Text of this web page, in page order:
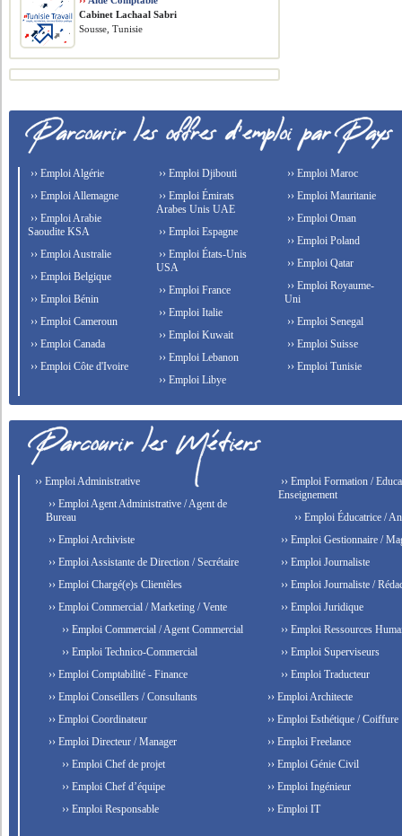
Cabinet Lachaal Sabri
Sousse, Tunisie
›› Emploi Algérie
›› Emploi Allemagne
›› Emploi Arabie
Saoudite KSA
›› Emploi Australie
›› Emploi Belgique
›› Emploi Bénin
›› Emploi Cameroun
›› Emploi Canada
›› Emploi Côte d'Ivoire
›› Emploi Djibouti
›› Emploi Émirats
Arabes Unis UAE
›› Emploi Espagne
›› Emploi États-Unis
USA
›› Emploi France
›› Emploi Italie
›› Emploi Kuwait
›› Emploi Lebanon
›› Emploi Libye
›› Emploi Maroc
›› Emploi Mauritanie
›› Emploi Oman
›› Emploi Poland
›› Emploi Qatar
›› Emploi Royaume-
Uni
›› Emploi Senegal
›› Emploi Suisse
›› Emploi Tunisie
›› Emploi Administrative
›› Emploi Agent Administrative / Agent de
Bureau
›› Emploi Archiviste
›› Emploi Assistante de Direction / Secrétaire
›› Emploi Chargé(e)s Clientèles
›› Emploi Commercial / Marketing / Vente
›› Emploi Commercial / Agent Commercial
›› Emploi Technico-Commercial
›› Emploi Comptabilité - Finance
›› Emploi Conseillers / Consultants
›› Emploi Coordinateur
›› Emploi Directeur / Manager
›› Emploi Chef de projet
›› Emploi Chef d’équipe
›› Emploi Responsable
›› Emploi Formation /
Enseignement
›› Emploi Éducatrice /
›› Emploi Gestionnaire /
›› Emploi Journaliste
›› Emploi Journaliste /
›› Emploi Juridique
›› Emploi Ressources
›› Emploi Superviseurs
›› Emploi Traducteur
›› Emploi Architecte
›› Emploi Esthétique / Coiffure
›› Emploi Freelance
›› Emploi Génie Civil
›› Emploi Ingénieur
›› Emploi IT